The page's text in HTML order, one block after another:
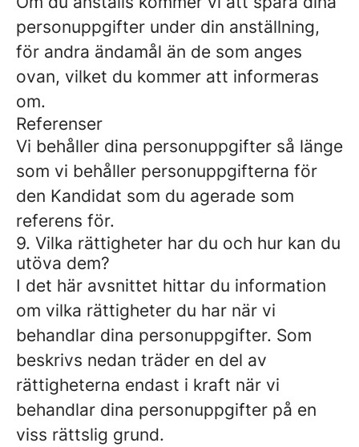
personuppgifter under din anställning,
för andra ändamål än de som anges
ovan, vilket du kommer att informeras
om.
Referenser
Vi behåller dina personuppgifter så länge
som vi behåller personuppgifterna för
den Kandidat som du agerade som
referens för.
9. Vilka rättigheter har du och hur kan du
utöva dem?
I det här avsnittet hittar du information
om vilka rättigheter du har när vi
behandlar dina personuppgifter. Som
beskrivs nedan träder en del av
rättigheterna endast i kraft när vi
behandlar dina personuppgifter på en
viss rättslig grund.